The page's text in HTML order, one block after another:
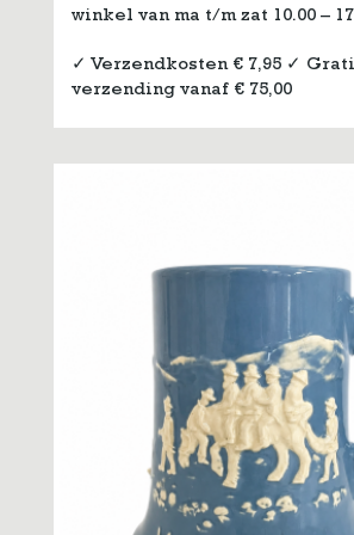
winkel van ma t/m zat 10.00 –
✓ Verzendkosten € 7,95 ✓
verzending vanaf € 75,00